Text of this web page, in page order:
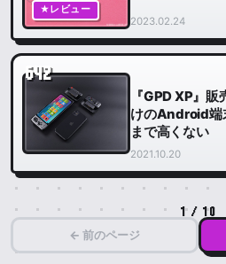
★レビュー
2023.02.24
642
『GPD XP』
けのAndroid端
まで高くない
2021.10.20
← 前のページ
1 / 10